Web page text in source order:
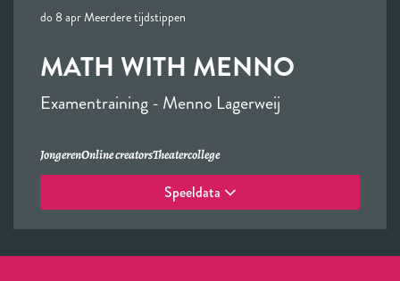
MATH WITH MENNO
Examentraining - Menno Lagerweij
do 8 aprMeerdere tijdstippen
JongerenOnline creatorsTheatercollege
Speeldata